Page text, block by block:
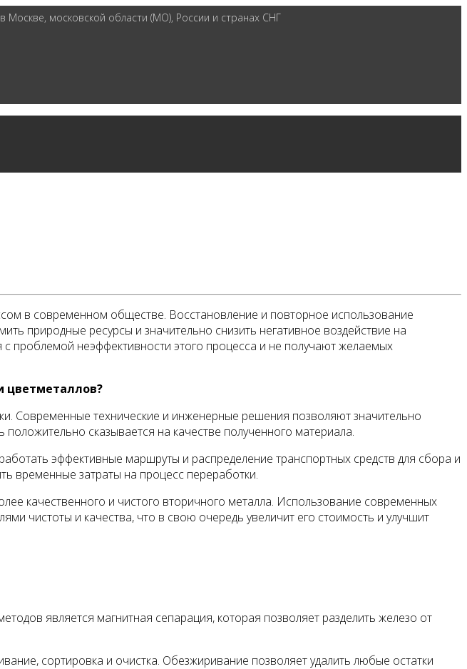
московской области (МО), России и странах СНГ
в современном обществе. Восстановление и повторное использование
природные ресурсы и значительно снизить негативное воздействие на
проблемой неэффективности этого процесса и не получают желаемых
цветметаллов?
Современные технические и инженерные решения позволяют значительно
сказывается на качестве полученного материала.
эффективные маршруты и распределение транспортных средств для сбора и
временные затраты на процесс переработки.
качественного и чистого вторичного металла. Использование современных
чистоты и качества, что в свою очередь увеличит его стоимость и улучшит
является магнитная сепарация, которая позволяет разделить железо от
сортировка и очистка. Обезжиривание позволяет удалить любые остатки